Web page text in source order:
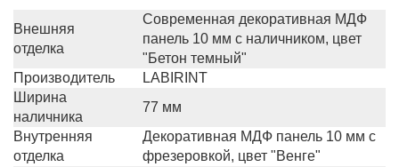
Внешняя
отделка
Современная декоративная МДФ
панель 10 мм с наличником, цвет
"Бетон темный"
Производитель
LABIRINT
Ширина
наличника
77 мм
Внутренняя
отделка
Декоративная МДФ панель 10 мм с
фрезеровкой, цвет "Венге"